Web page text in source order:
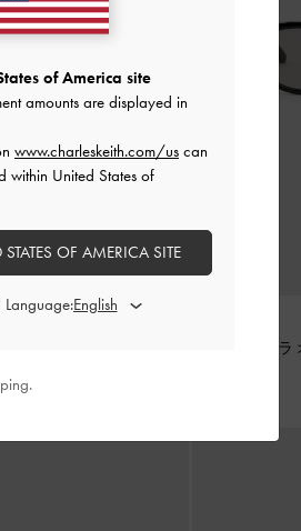
Pecola ペコ
of America site
amounts are displayed in
www.charleskeith.com/us can
within United States of
OF AMERICA SITE
Language: